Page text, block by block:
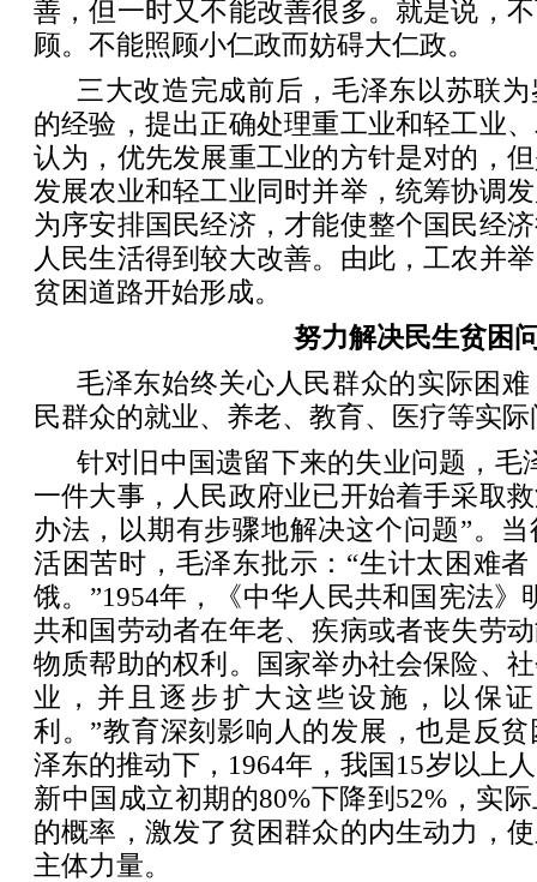
善，但一时又不能改善很多。就是说，
顾。不能照顾小仁政而妨碍大仁政。
三大改造完成前后，毛泽东以苏联
的经验，提出正确处理重工业和轻工业
认为，优先发展重工业的方针是对的，
发展农业和轻工业同时并举，统筹协调
为序安排国民经济，才能使整个国民经
人民生活得到较大改善。由此，工农并
贫困道路开始形成。
努力解决民生贫困
毛泽东始终关心人民群众的实际困
民群众的就业、养老、教育、医疗等实
针对旧中国遗留下来的失业问题，毛
一件大事，人民政府业已开始着手采取
办法，以期有步骤地解决这个问题”。
活困苦时，毛泽东批示：“生计太困难
饿。”1954年，《中华人民共和国宪法》
共和国劳动者在年老、疾病或者丧失劳
物质帮助的权利。国家举办社会保险、
业，并且逐步扩大这些设施，以保
利。”教育深刻影响人的发展，也是反
泽东的推动下，1964年，我国15岁以上
新中国成立初期的80%下降到52%，实
的概率，激发了贫困群众的内生动力，
主体力量。